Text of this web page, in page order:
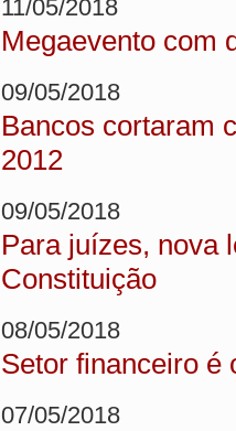
11/05/2018
Megaevento com
09/05/2018
Bancos cortaram
2012
09/05/2018
Para juízes, nova
Constituição
08/05/2018
Setor financeiro é
07/05/2018